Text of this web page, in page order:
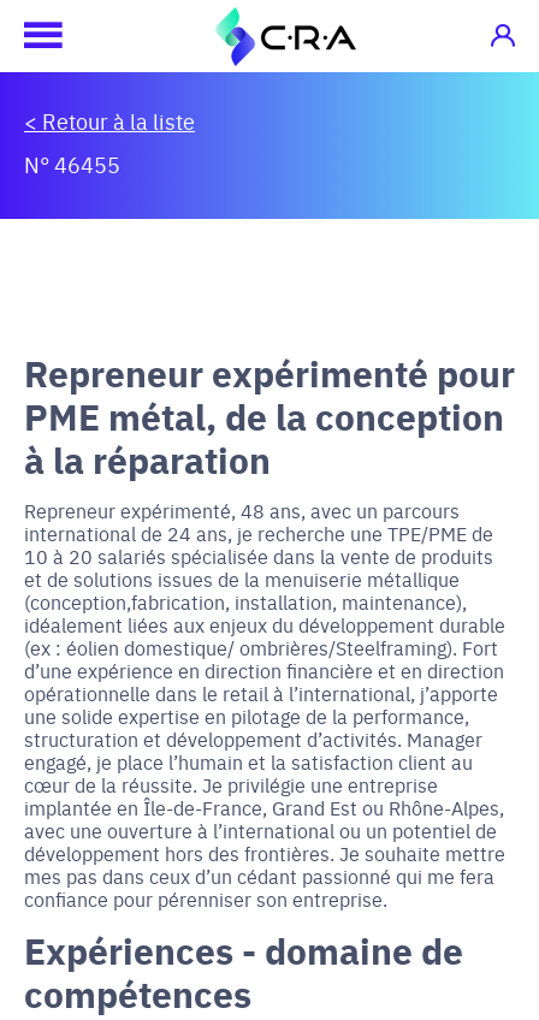
< Retour à la liste
N° 46455
Repreneur expérimenté pour
PME métal, de la conception
à la réparation
Repreneur expérimenté, 48 ans, avec un parcours
international de 24 ans, je recherche une TPE/PME de
10 à 20 salariés spécialisée dans la vente de produits
et de solutions issues de la menuiserie métallique
(conception,fabrication, installation, maintenance),
idéalement liées aux enjeux du développement durable
(ex : éolien domestique/ ombrières/Steelframing). Fort
d’une expérience en direction financière et en direction
opérationnelle dans le retail à l’international, j’apporte
une solide expertise en pilotage de la performance,
structuration et développement d’activités. Manager
engagé, je place l’humain et la satisfaction client au
cœur de la réussite. Je privilégie une entreprise
implantée en Île-de-France, Grand Est ou Rhône-Alpes,
avec une ouverture à l’international ou un potentiel de
développement hors des frontières. Je souhaite mettre
mes pas dans ceux d’un cédant passionné qui me fera
confiance pour pérenniser son entreprise.
Expériences - domaine de
compétences